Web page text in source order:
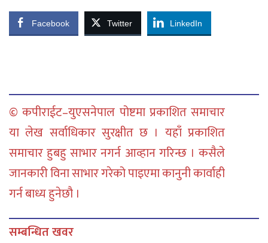
Facebook Twitter LinkedIn
© कपीराईट–युएसनेपाल पोष्टमा प्रकाशित समाचार
या लेख सर्वाधिकार सुरक्षीत छ । यहाँ प्रकाशित
समाचार हुबहु साभार नगर्न आव्हान गरिन्छ । कसैले
जानकारी विना साभार गरेको पाइएमा कानुनी कार्वाही
गर्न बाध्य हुनेछौ ।
सम्बन्धित खवर